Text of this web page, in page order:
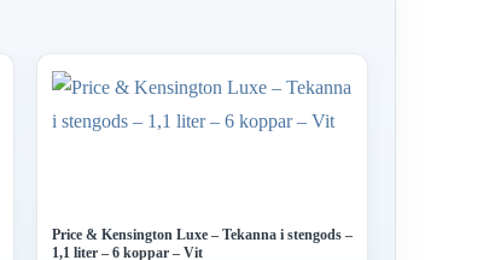
Price & Kensington Luxe – Tekanna i stengods –
1,1 liter – 6 koppar – Vit